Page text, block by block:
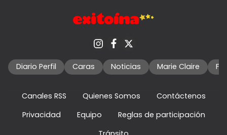
Diario Perfil Caras Noticias Marie Claire
Canales RSS Quienes Somos
Contáctenos
Privacidad
Equipo
Reglas de participación